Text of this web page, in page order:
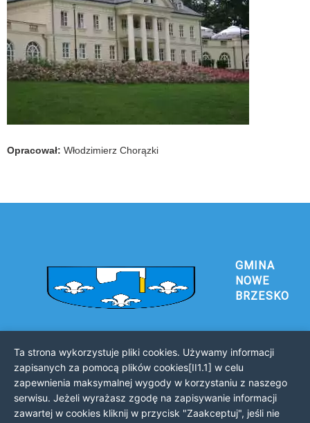
Opracował: Włodzimierz Chorązki
GMINA
NOWE
BRZESKO
Urząd Gminy i Miasta Nowe Brzesko
32-120 Nowe Brzesko
ul. Krakowska 44
KONTAKT Z URZĘDEM
Ta strona wykorzystuje pliki cookies. Używamy informacji
zapisanych za pomocą plików cookies[II1.1] w celu
zapewnienia maksymalnej wygody w korzystaniu z naszego
serwisu. Jeżeli wyrażasz zgodę na zapisywanie informacji
zawartej w cookies kliknij w przycisk "Zaakceptuj", jeśli nie